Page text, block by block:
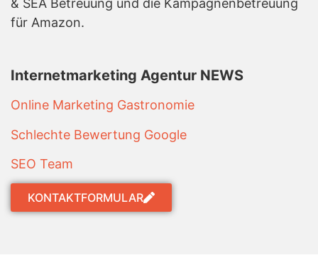
& SEA Betreuung und die Kampagnenbetreuung
für Amazon.
Internetmarketing Agentur NEWS
Online Marketing Gastronomie
Schlechte Bewertung Google
SEO Team
KONTAKTFORMULAR